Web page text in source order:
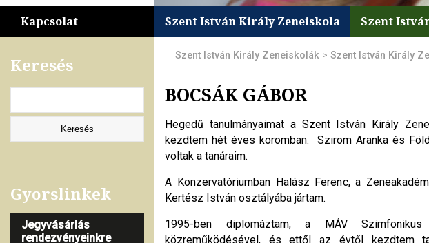
Kapcsolat Szent István Király Zeneiskola Szent
Szent István Király Zeneiskolák > Szent István Király
BOCSÁK GÁBOR
Hegedű tanulmányaimat a Szent István Király
kezdtem hét éves koromban. Szirom Aranka és
voltak a tanáraim.
A Konzervatóriumban Halász Ferenc, a
Kertész István osztályába jártam.
1995-ben diplomáztam, a MÁV Szimfonikus
közreműködésével, és ettől az évtől kezdtem
Keresés
Gyorslinkek
Jegyvásárlás
rendezvényeinkre